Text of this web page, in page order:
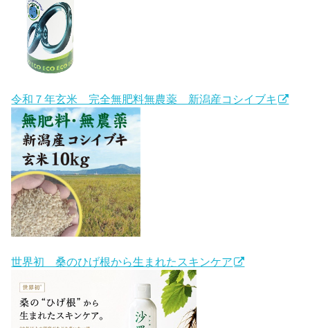
令和７年玄米 完全無肥料無農薬 新潟産コシイブキ
世界初 桑のひげ根から生まれたスキンケア